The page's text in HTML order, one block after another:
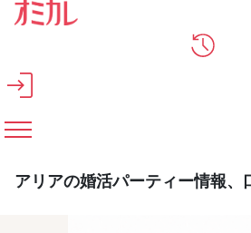
メインコンテンツへスキップ
アリアの婚活パーティー情報、